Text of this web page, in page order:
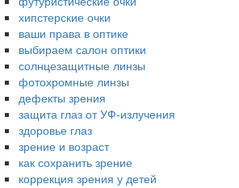
хипстерские очки
ваши права в оптике
выбираем салон оптики
солнцезащитные линзы
фотохромные линзы
дефекты зрения
защита глаз от УФ-излучения
здоровье глаз
зрение и возраст
как сохранить зрение
коррекция зрения у детей